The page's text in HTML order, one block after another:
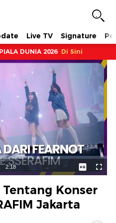
Live TV Signature
DUNIA 2026 Di Sini
Durasi
2:18
Tentang Konser
Jakarta